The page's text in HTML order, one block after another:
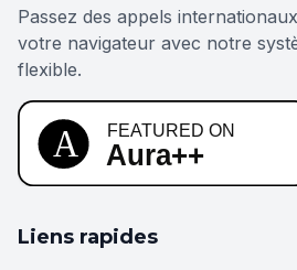
Passez des appels
votre navigateur avec notre
flexible.
Liens rapides